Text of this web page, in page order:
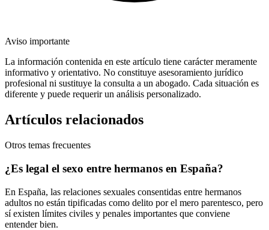
Aviso importante
La información contenida en este artículo tiene carácter meramente
informativo y orientativo. No constituye asesoramiento jurídico
profesional ni sustituye la consulta a un abogado. Cada situación es
diferente y puede requerir un análisis personalizado.
Artículos relacionados
Otros temas frecuentes
¿Es legal el sexo entre hermanos en España?
En España, las relaciones sexuales consentidas entre hermanos
adultos no están tipificadas como delito por el mero parentesco, pero
sí existen límites civiles y penales importantes que conviene
entender bien.